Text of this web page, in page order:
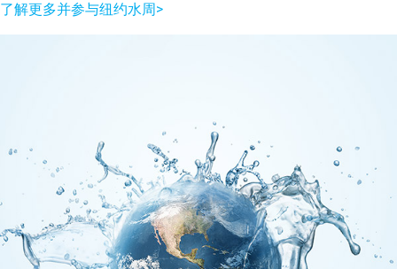
了解更多并参与纽约水周>